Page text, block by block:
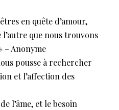
en quête d’amour,
l’autre que nous trouvons
– Anonyme
pousse à rechercher
et l’affection des
l’âme, et le besoin